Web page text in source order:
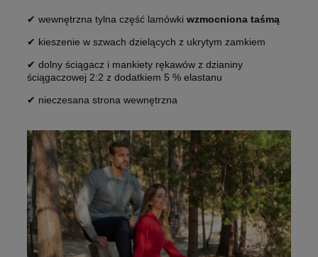
✔ wewnętrzna tylna część lamówki wzmocniona taśmą
✔ kieszenie w szwach dzielących z ukrytym zamkiem
✔ dolny ściągacz i mankiety rękawów z dzianiny
ściągaczowej 2:2 z dodatkiem 5 % elastanu
✔ nieczesana strona wewnętrzna